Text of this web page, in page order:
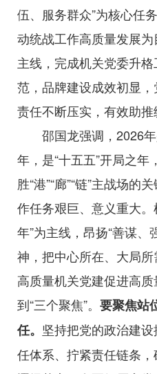
伍、服务群众”为核心任
动统战工作高质量发展
主线，完成机关党委升
范，品牌建设成效初显
责任不断压实，有效助推
邵国龙强调，2026
年，是“十五五”开局之年
胜“港”“廊”“链”主战场的
作任务艰巨、意义重大
年”为主线，昂扬“善谋、
神，把中心所在、大局
高质量机关党建促进高
到“三个聚焦”。 要聚焦站
任。 坚持把党的政治建
任体系、拧紧责任链条